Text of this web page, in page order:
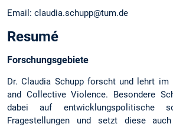
Email: claudia.schupp@tum.de
Resumé
Forschungsgebiete
Dr. Claudia Schupp forscht und lehrt im
and Collective Violence. Besondere
dabei auf entwicklungspolitische
Fragestellungen und setzt diese